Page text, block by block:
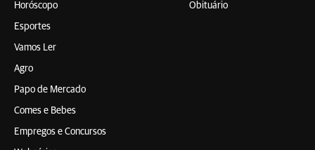
Horóscopo
Esportes
Vamos Ler
Agro
Papo de Mercado
Comes e Bebes
Empregos e Concursos
Obituário